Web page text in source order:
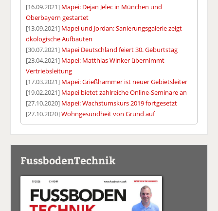
[16.09.2021] Mapei: Dejan Jelec in München und
Oberbayern gestartet
[13.09.2021] Mapei und Jordan: Sanierungsgalerie zeigt
ökologische Aufbauten
[30.07.2021] Mapei Deutschland feiert 30. Geburtstag
[23.04.2021] Mapei: Matthias Winker übernimmt
Vertriebsleitung
[17.03.2021] Mapei: Grießhammer ist neuer Gebietsleiter
[19.02.2021] Mapei bietet zahlreiche Online-Seminare an
[27.10.2020] Mapei: Wachstumskurs 2019 fortgesetzt
[27.10.2020]Wohngesundheit von Grund auf
FussbodenTechnik